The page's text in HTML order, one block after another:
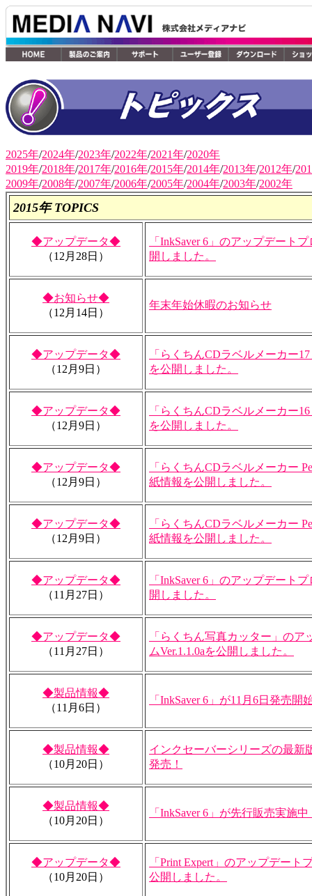
2025年/2024年/2023年/2022年/2021年/2020年
2019年/2018年/2017年/2016年/2015年/2014年/2013年/2012年/
2009年/2008年/2007年/2006年/2005年/2004年/2003年/2002年
2015年 TOPICS
◆アップデータ◆
（12月28日）
「InkSaver 6」のアップデート
開しました。
◆お知らせ◆
（12月14日）
年末年始休暇のお知らせ
◆アップデータ◆
（12月9日）
「らくちんCDラベルメーカー
を公開しました。
◆アップデータ◆
（12月9日）
「らくちんCDラベルメーカー
を公開しました。
◆アップデータ◆
（12月9日）
「らくちんCDラベルメーカー
紙情報を公開しました。
◆アップデータ◆
（12月9日）
「らくちんCDラベルメーカー
紙情報を公開しました。
◆アップデータ◆
（11月27日）
「InkSaver 6」のアップデート
開しました。
◆アップデータ◆
（11月27日）
「らくちん写真カッター」のア
ムVer.1.1.0aを公開しました。
◆製品情報◆
（11月6日）
「InkSaver 6」が11月6日発売開
◆製品情報◆
（10月20日）
インクセーバーシリーズの最新
発売！
◆製品情報◆
（10月20日）
「InkSaver 6」が先行販売実施中
◆アップデータ◆
（10月20日）
「Print Expert」のアップデート
公開しました。